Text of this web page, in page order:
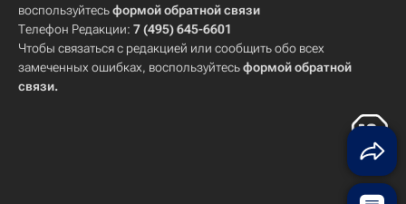
воспользуйтесьформой обратной связи
Телефон Редакции: 7 (495) 645-6601
Чтобы связаться с редакцией или сообщить обо всех
замеченных ошибках, воспользуйтесьформой обратной
связи.